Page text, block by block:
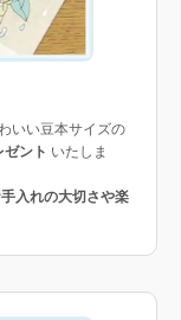
いい豆本サイズの
ゼント いたしま
入れの大切さや楽